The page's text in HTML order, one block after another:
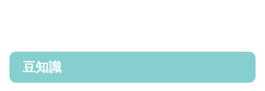
豆知識